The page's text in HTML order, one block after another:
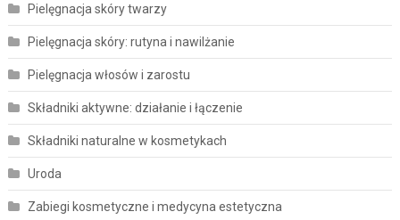
Pielęgnacja skóry twarzy
Pielęgnacja skóry: rutyna i nawilżanie
Pielęgnacja włosów i zarostu
Składniki aktywne: działanie i łączenie
Składniki naturalne w kosmetykach
Uroda
Zabiegi kosmetyczne i medycyna estetyczna